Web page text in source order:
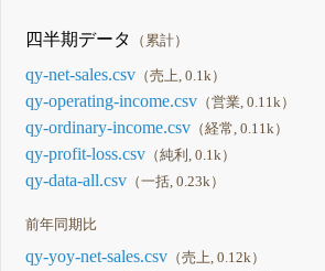
四半期データ （累計）
qy-net-sales.csv （売上, 0.1k）
qy-operating-income.csv （営業, 0.11k）
qy-ordinary-income.csv （経常, 0.11k）
qy-profit-loss.csv （純利, 0.1k）
qy-data-all.csv （一括, 0.23k）
前年同期比
qy-yoy-net-sales.csv （売上, 0.12k）